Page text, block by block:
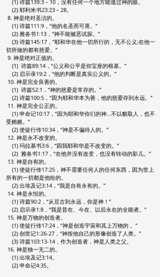
(1) 诗篇139:3－10，没有任何一个地方能逃过神的眼。
(2) 耶利米书23:23－28。
8. 神是绝对圣洁的。
(1) 诗篇111:9，“他的名圣而可畏。”
(2) 雅各书1:13，“神不能被恶试探。”
(3) 诗篇145:17，“耶和华在他一切所行的，无不公义;在他一
切所做的都有慈爱。”
9. 神是绝对正值的。
(1) 诗篇89:14，“公义和公平是你宝座的根基。”
(2) 启示录19:2，“他的判断是真实公义的。”
10. 神是完全良善的。
(1) 诗篇52:1，“神的慈爱是常存的。”
(2) 诗篇100:5，“因为耶和华本为善，他的慈爱存到永远。”
11. 神是完全公正的。
(1) 申命记10:17，“因为耶和华你们的神…不以貌取人，也不
受贿赂。”
(2) 使徒行传10:34，“神是不偏待人的。”
12. 神是永不改变的。
(1) 玛拉基书3:6，“因我耶和华是不改变的。”
(2) 雅各书1:17，“在他并没有改变，也没有转动的影儿。”
13. 神是自有的。
(1) 使徒行传17:25，神不需要任何人的任何东西，因为世上
所有的一切都是他给的。
(2) 出埃及记3:14，“我是自有永有的。”
14. 神是永恒的。
(1) 诗篇90:2，“从亘古到永远，你是神！”
(2) 启示录1:8，“我是昔在、今在、以后永在的全能者。”
15. 神是万物的创造者。
(1) 使徒行传17:24，“神是创造宇宙和其上万物的 。”
(2) 创世记1:26-27，“神按他自己的形像创造了人类。”
(3) 诗篇103:13-14，作为创造者，神是人类之父。
16. 神是独一无二的。
(1) 出埃及记3:14。
(2) 申命记4:35。